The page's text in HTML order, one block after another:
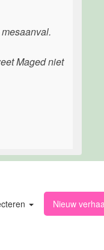
Maged niet